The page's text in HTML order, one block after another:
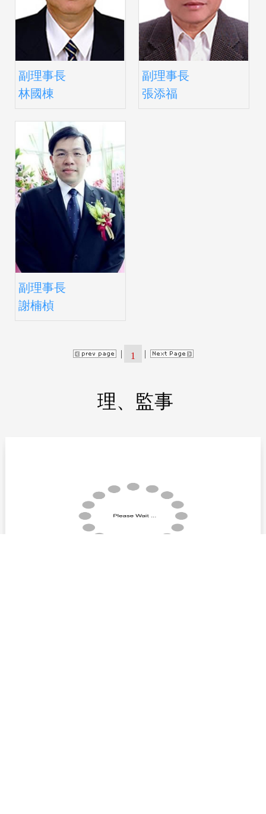
副理事長
林國棟
副理事長
張添福
副理事長
謝楠楨
| 1 |
理、監事